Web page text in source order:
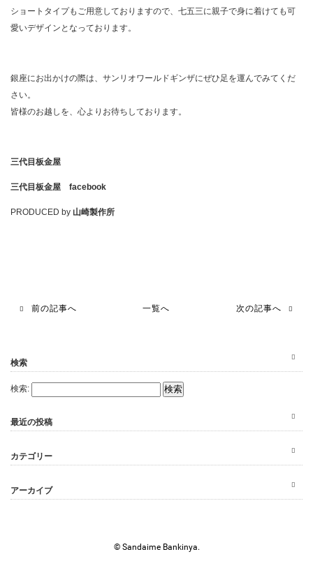
ショートタイプもご用意しておりますので、七五三に親子で身に着けても可
愛いデザインとなっております。
銀座にお出かけの際は、サンリオワールドギンザにぜひ足を運んでみてくだ
さい。
皆様のお越しを、心よりお待ちしております。
三代目板金屋
三代目板金屋 facebook
PRODUCED by 山崎製作所
前の記事へ 一覧へ 次の記事へ
検索
検索:
最近の投稿
カテゴリー
アーカイブ
© Sandaime Bankinya.